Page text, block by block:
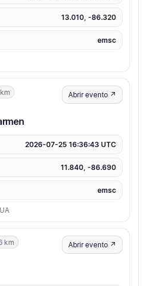
13.010, -86.320
emsc
Abrir evento ↗
2026-07-25 16:36:43 UTC
11.840, -86.690
emsc
km Abrir evento ↗